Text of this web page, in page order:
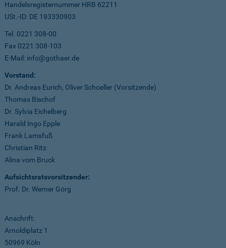
Handelsregisternummer HRB 62211
USt.-ID: DE 193330903
Tel. 0221 308-00
Fax 0221 308-103
E-Mail: info@gothaer.de
Vorstand:
Dr. Andreas Eurich, Oliver Schoeller (Vorsitzende)
Thomas Bischof
Dr. Sylvia Eichelberg
Harald Ingo Epple
Frank Lamsfuß
Christian Ritz
Alina vom Bruck
Aufsichtsratsvorsitzender:
Prof. Dr. Werner Görg
Anschrift:
Arnoldiplatz 1
50969 Köln